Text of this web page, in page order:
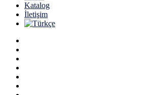
Katalog
İletişim